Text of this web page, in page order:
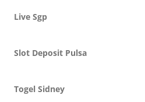
Live Sgp
Slot Deposit Pulsa
Togel Sidney